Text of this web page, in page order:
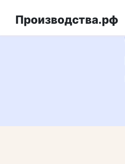
Производства.рф